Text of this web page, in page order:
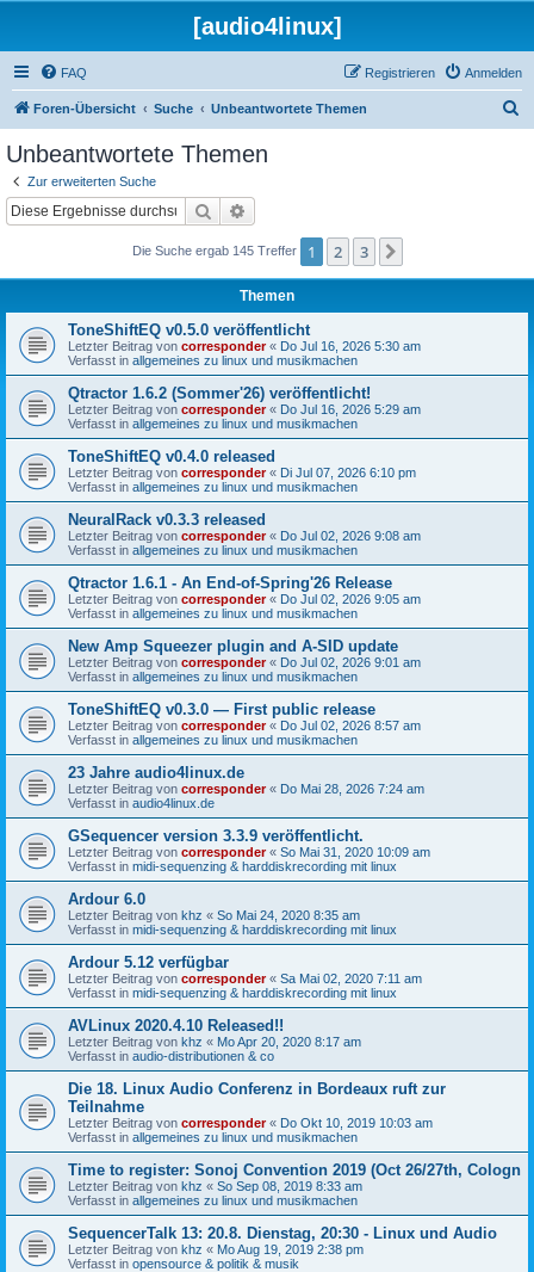
[audio4linux]
FAQ Anmelden
Registrieren
Foren-Übersicht Suche Unbeantwortete Themen
Unbeantwortete Themen
Zur erweiterten Suche
Suche
Die Suche ergab 145 Treffer 1 2 3
Themen
ToneShiftEQ v0.5.0 veröffentlicht
Letzter Beitrag von corresponder« Do Jul 16, 2026 5:30 am
Verfasst in allgemeines zu linux und musikmachen
Qtractor 1.6.2 (Sommer'26) veröffentlicht!
Letzter Beitrag von corresponder« Do Jul 16, 2026 5:29 am
Verfasst in allgemeines zu linux und musikmachen
ToneShiftEQ v0.4.0 released
Letzter Beitrag von corresponder« Di Jul 07, 2026 6:10 pm
Verfasst in allgemeines zu linux und musikmachen
NeuralRack v0.3.3 released
Letzter Beitrag von corresponder« Do Jul 02, 2026 9:08 am
Verfasst in allgemeines zu linux und musikmachen
Qtractor 1.6.1 - An End-of-Spring'26 Release
Letzter Beitrag von corresponder« Do Jul 02, 2026 9:05 am
Verfasst in allgemeines zu linux und musikmachen
New Amp Squeezer plugin and A-SID update
Letzter Beitrag von corresponder« Do Jul 02, 2026 9:01 am
Verfasst in allgemeines zu linux und musikmachen
ToneShiftEQ v0.3.0 — First public release
Letzter Beitrag von corresponder« Do Jul 02, 2026 8:57 am
Verfasst in allgemeines zu linux und musikmachen
23 Jahre audio4linux.de
Letzter Beitrag von corresponder« Do Mai 28, 2026 7:24 am
Verfasst in audio4linux.de
GSequencer version 3.3.9 veröffentlicht.
Letzter Beitrag von corresponder« So Mai 31, 2020 10:09 am
Verfasst in midi-sequenzing & harddiskrecording mit linux
Ardour 6.0
Letzter Beitrag von khz « So Mai 24, 2020 8:35 am
Verfasst in midi-sequenzing & harddiskrecording mit linux
Ardour 5.12 verfügbar
Letzter Beitrag von corresponder« Sa Mai 02, 2020 7:11 am
Verfasst in midi-sequenzing & harddiskrecording mit linux
AVLinux 2020.4.10 Released!!
Letzter Beitrag von khz « Mo Apr 20, 2020 8:17 am
Verfasst in audio-distributionen & co
Die 18. Linux Audio Conferenz in Bordeaux ruft zur
Teilnahme
Letzter Beitrag von corresponder« Do Okt 10, 2019 10:03 am
Verfasst in allgemeines zu linux und musikmachen
Time to register: Sonoj Convention 2019 (Oct 26/27th, Cologn
Letzter Beitrag von khz « So Sep 08, 2019 8:33 am
Verfasst in allgemeines zu linux und musikmachen
SequencerTalk 13: 20.8. Dienstag, 20:30 - Linux und Audio
Letzter Beitrag von khz « Mo Aug 19, 2019 2:38 pm
Verfasst in opensource & politik & musik